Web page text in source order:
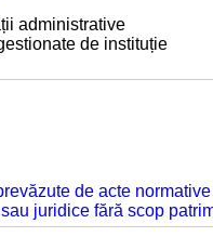
administrative
de instituție
de acte normative
juridice fără scop